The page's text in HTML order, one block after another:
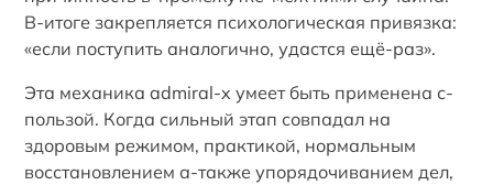
В-итоге закрепляется психологическая привязка:
«если поступить аналогично, удастся ещё-раз».
Эта механика admiral-x умеет быть применена с-
пользой. Когда сильный этап совпадал на
здоровым режимом, практикой, нормальным
восстановлением а-также упорядочиванием дел,